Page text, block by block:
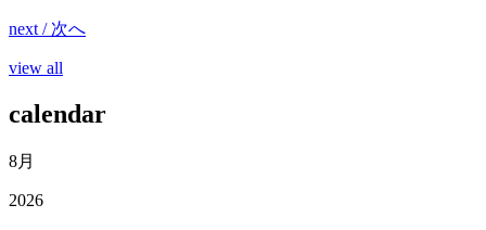
next / 次へ
view all
calendar
8月
2026